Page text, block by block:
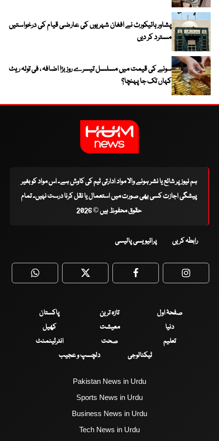
پشاور ہائیکورٹ نے افغان شہریوں کی عارضی قیام کی درخواستیں
مسترد کر دیں
سونے کی قیمت میں مسلسل تیسرے روز بڑا اضافہ ، فی تولہ ریٹ
کہاں تک جا پہنچا؟
ہم نیوز پر شائع یا نشر ہونے والا مواد ادارتی ٹیم کی کاوش ہے۔ اس مواد کو بغیر
پیشگی اجازت کسی بھی صورت میں استعمال یا نقل کرنا درست نہیں۔ تمام
حقوق محفوظ ہیں © 2026
رابطہ کریں پرائیویسی پالیسی
WhatsApp Twitter Facebook
صفحۂ اول تازہ ترین
پاکستان
دنیا
معیشت
کھیل
تعلیم
صحت
انٹرٹینمنٹ
ٹیکنالوجی
دلچسپ و عجیب
Pakistan News in Urdu
Sports News in Urdu
Business News in Urdu
Tech News in Urdu